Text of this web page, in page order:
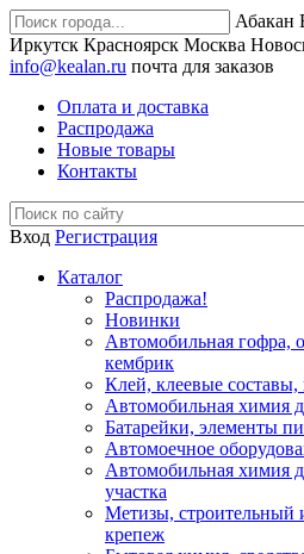
Абакан
Иркутск Красноярск Москва
info@kealan.ru почта для заказов
Оплата и доставка
Распродажа
Новые товары
Контакты
Вход Регистрация
Каталог
Распродажа!
Новинки
Автомобильная гофра,
кембрик
Клей, клеевые составы,
Автомобильная химия
Батарейки, элементы
Автомоечное
Автомобильная химия
участка
Метизы, строительный
крепеж